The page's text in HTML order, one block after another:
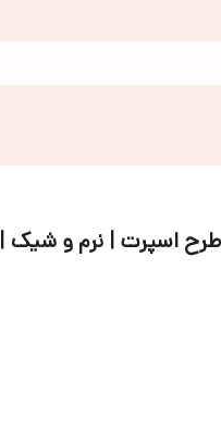
طرح اسپرت | نرم و شیک |